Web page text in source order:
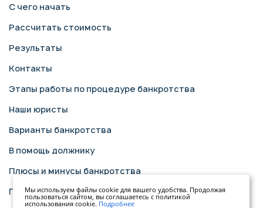
С чего начать
Рассчитать стоимость
Результаты
Контакты
Этапы работы по процедуре банкротства
Наши юристы
Варианты банкротства
В помощь должнику
Плюсы и минусы банкротства
Политика конфиденциальности
Мы используем файлы cookie для вашего удобства. Продолжая
пользоваться сайтом, вы соглашаетесь с политикой
использования cookie. Подробнее